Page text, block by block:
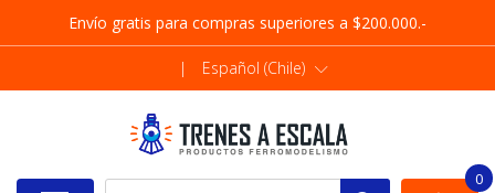
Envío gratis para compras superiores a $200.000.-
| Español (Chile)
0